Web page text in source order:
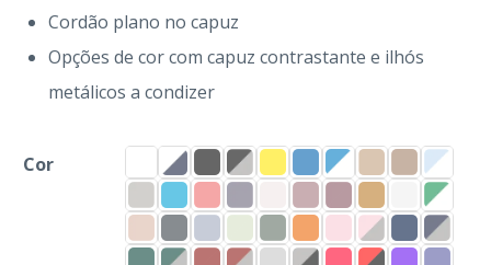
Cordão plano no capuz
Opções de cor com capuz contrastante e ilhós
metálicos a condizer
Cor